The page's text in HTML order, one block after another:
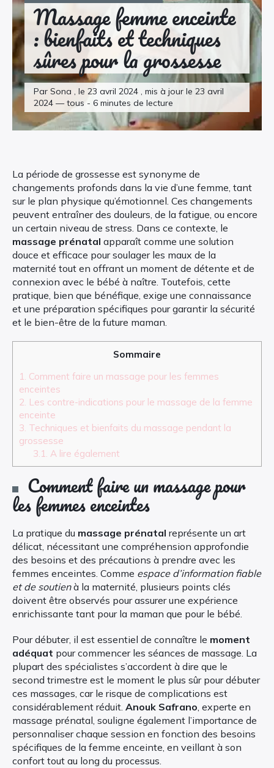
Massage femme enceinte
: bienfaits et techniques
sûres pour la grossesse
Par Sona , le 23 avril 2024 , mis à jour le 23 avril
2024 — tous - 6 minutes de lecture
La période de grossesse est synonyme de
changements profonds dans la vie d’une femme, tant
sur le plan physique qu’émotionnel. Ces changements
peuvent entraîner des douleurs, de la fatigue, ou encore
un certain niveau de stress. Dans ce contexte, le
massage prénatal apparaît comme une solution
douce et efficace pour soulager les maux de la
maternité tout en offrant un moment de détente et de
connexion avec le bébé à naître. Toutefois, cette
pratique, bien que bénéfique, exige une connaissance
et une préparation spécifiques pour garantir la sécurité
et le bien-être de la future maman.
Sommaire
1. Comment faire un massage pour les femmes
enceintes
2. Les contre-indications pour le massage de la femme
enceinte
3. Techniques et bienfaits du massage pendant la
grossesse
3.1. A lire également
Comment faire un massage pour
les femmes enceintes
La pratique du massage prénatal représente un art
délicat, nécessitant une compréhension approfondie
des besoins et des précautions à prendre avec les
femmes enceintes. Comme espace d’information fiable
et de soutienà la maternité, plusieurs points clés
doivent être observés pour assurer une expérience
enrichissante tant pour la maman que pour le bébé.
Pour débuter, il est essentiel de connaître le moment
adéquat pour commencer les séances de massage. La
plupart des spécialistes s’accordent à dire que le
second trimestre est le moment le plus sûr pour débuter
ces massages, car le risque de complications est
considérablement réduit. Anouk Safrano, experte en
massage prénatal, souligne également l’importance de
personnaliser chaque session en fonction des besoins
spécifiques de la femme enceinte, en veillant à son
confort tout au long du processus.